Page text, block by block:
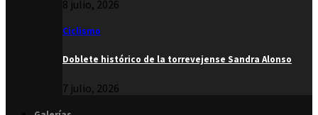
8 julio, 2026
Ciclismo
Doblete histórico de la torrevejense Sandra Alonso
7 julio, 2026